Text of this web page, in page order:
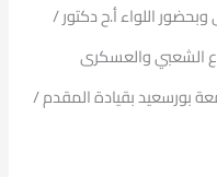
وبحضور اللواء أ.ح دكتور /
الشعبي والعسكرى
بورسعيد بقيادة المقدم /